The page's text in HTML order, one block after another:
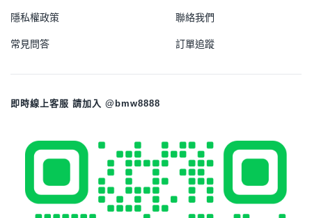
隱私權政策
常見問答
聯絡我們
訂單追蹤
即時線上客服 請加入 @bmw8888